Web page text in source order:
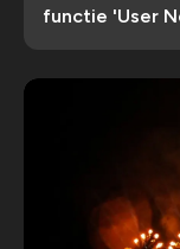
functie 'User